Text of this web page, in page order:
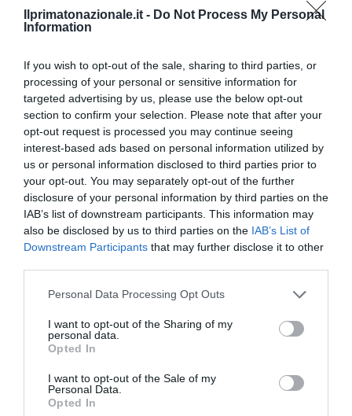
Ilprimatonazionale.it - Do Not Process My Personal
Information
If you wish to opt-out of the sale, sharing to third parties, or
processing of your personal or sensitive information for
targeted advertising by us, please use the below opt-out
section to confirm your selection. Please note that after your
opt-out request is processed you may continue seeing
interest-based ads based on personal information utilized by
us or personal information disclosed to third parties prior to
your opt-out. You may separately opt-out of the further
disclosure of your personal information by third parties on the
IAB’s list of downstream participants. This information may
also be disclosed by us to third parties on the IAB’s List of
Downstream Participants that may further disclose it to other
Please note that this website/app uses one or more Google
not limited to your visit or usage behaviour. You may click to
grant or deny consent to Google and its third-party tags to
use your data for below specified purposes in below Google
consent section.
Personal Data Processing Opt Outs
I want to opt-out of the Sharing of my
personal data.
Opted In
I want to opt-out of the Sale of my
Personal Data.
Opted In
previous post
Nuove polemiche e vecchie scuse sul caso Khelif
next post
L’Importanza di Esplorare il Mondo Digitale: Opportunità e
Rischi
YOU MAY ALSO LIKE